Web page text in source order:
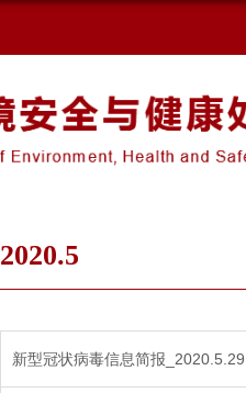
2020.5
新型冠状病毒信息简报_2020.5.29